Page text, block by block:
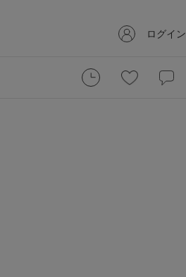
ログイン